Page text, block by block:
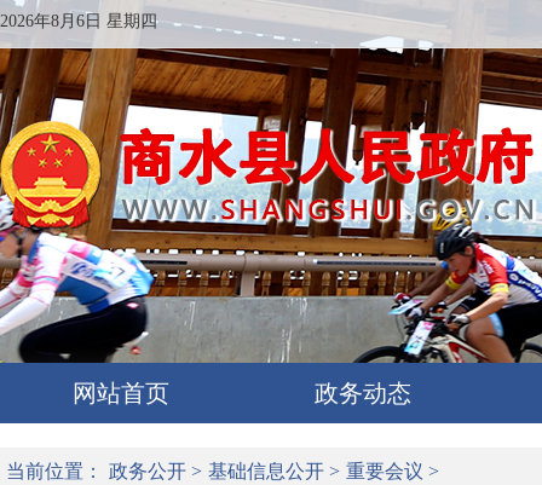
2026年8月6日 星期四
网站首页 政务动态
当前位置： 政务公开 > 基础信息公开 > 重要会议 >